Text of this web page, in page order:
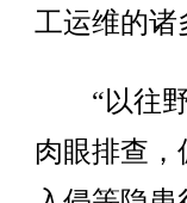
工运维的诸
“以往野
肉眼排查